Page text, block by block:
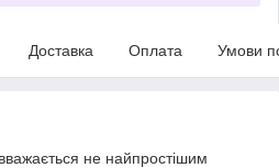
Доставка Оплата Умови
не найпростішим